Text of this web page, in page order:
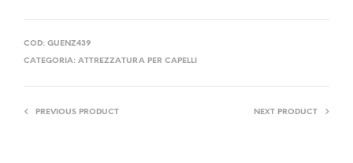
COD: GUENZ439
CATEGORIA: ATTREZZATURA PER CAPELLI
PREVIOUS PRODUCT NEXT PRODUCT